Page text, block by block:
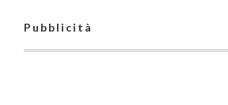
Pubblicità